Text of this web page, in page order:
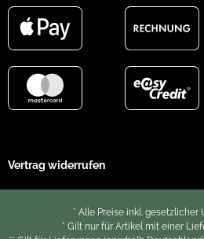
Vertrag widerrufen
* Alle Preise inkl. gesetzlicher
* Gilt nur für Artikel mit einer